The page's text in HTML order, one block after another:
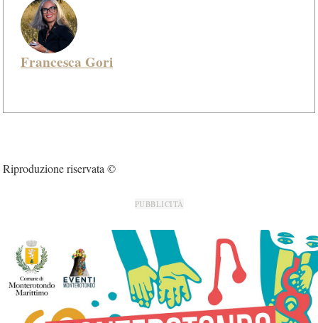
Francesca Gori
Riproduzione riservata ©
PUBBLICITÀ